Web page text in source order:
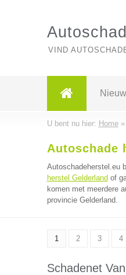
VIND
U bent nu hier: Home»
Autoschade
Autoschadeherstel.eu
herstel Gelderland of
komen met meerdere
provincie Gelderland.
1 2 3 4
Schadenet